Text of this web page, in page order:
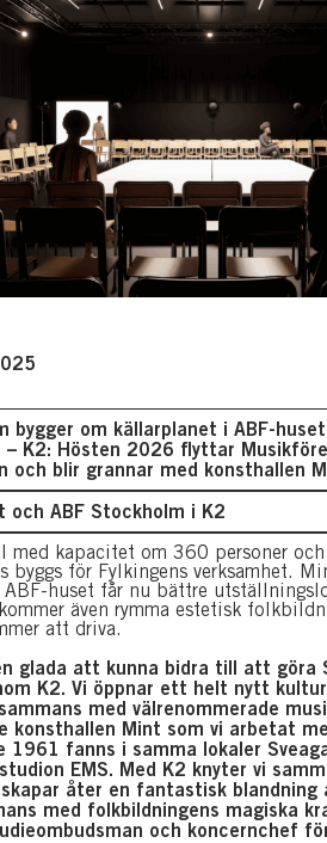
bygger om källarplanet i ABF-
K2: Hösten 2026 flyttar
och blir grannar med konsthallen
och ABF Stockholm i K2
med kapacitet om 360 personer
byggs för Fylkingens verksamhet.
ABF-huset får nu bättre
även rymma estetisk
att driva.
glada att kunna bidra till att göra
K2. Vi öppnar ett helt nytt
med välrenommerade
konsthallen Mint som vi arbetat
1961 fanns i samma lokaler
EMS. Med K2 knyter vi
åter en fantastisk blandning
med folkbildningens magiska
och koncernchef